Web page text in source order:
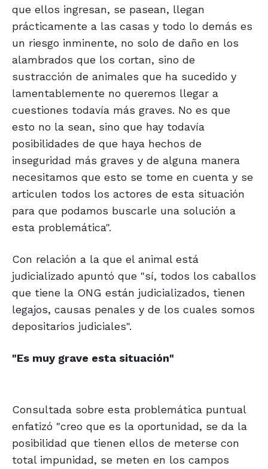
que ellos ingresan, se pasean, llegan
prácticamente a las casas y todo lo demás es
un riesgo inminente, no solo de daño en los
alambrados que los cortan, sino de
sustracción de animales que ha sucedido y
lamentablemente no queremos llegar a
cuestiones todavía más graves. No es que
esto no la sean, sino que hay todavía
posibilidades de que haya hechos de
inseguridad más graves y de alguna manera
necesitamos que esto se tome en cuenta y se
articulen todos los actores de esta situación
para que podamos buscarle una solución a
esta problemática".
Con relación a la que el animal está
judicializado apuntó que "sí, todos los caballos
que tiene la ONG están judicializados, tienen
legajos, causas penales y de los cuales somos
depositarios judiciales".
"Es muy grave esta situación"
Consultada sobre esta problemática puntual
enfatizó "creo que es la oportunidad, se da la
posibilidad que tienen ellos de meterse con
total impunidad, se meten en los campos